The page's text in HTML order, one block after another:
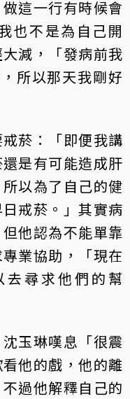
這一行有時候會
也不是為自己開
減，「發病前我
所以那天我剛好
菸：「即便我講
是有可能造成肝
以為了自己的健
戒菸。」其實病
他認為不能單靠
業協助，「現在
尋求他們的幫
玉琳嘆息「很震
他的戲，他的離
過他解釋自己的